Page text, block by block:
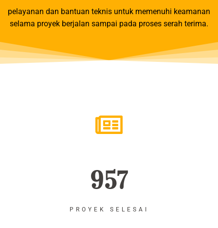
pelayanan dan bantuan teknis untuk memenuhi keamanan
selama proyek berjalan sampai pada proses serah terima.
957
PROYEK SELESAI